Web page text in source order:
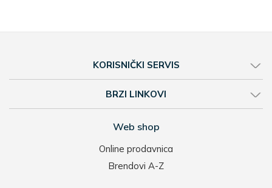
KORISNIČKI SERVIS
BRZI LINKOVI
Web shop
Online prodavnica
Brendovi A-Z